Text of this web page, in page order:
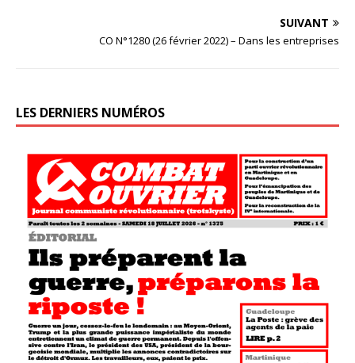
SUIVANT
CO N°1280 (26 février 2022) – Dans les entreprises
LES DERNIERS NUMÉROS